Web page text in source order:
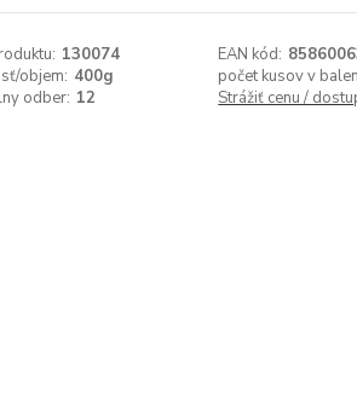
130074 EAN kód:
objem: 400g počet kusov v
odber: 12 Strážiť cenu /